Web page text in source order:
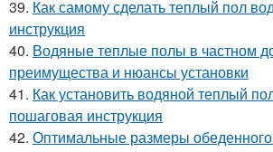
39. Как самому сделать теплый пол
инструкция
40. Водяные теплые полы в частном
преимущества и нюансы установки
41. Как установить водяной теплый
пошаговая инструкция
42. Оптимальные размеры обеденного